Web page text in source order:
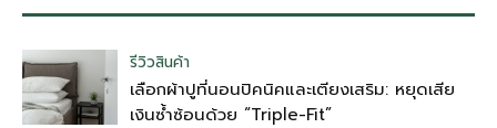
รีวิวสินค้า
เลือกผ้าปูที่นอนปิคนิคและเตียงเสริม: หยุดเสีย
เงินซ้ำซ้อนด้วย “Triple-Fit”